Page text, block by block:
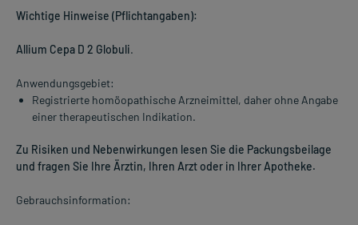
Wichtige Hinweise (Pflichtangaben):
Allium Cepa D 2 Globuli.
Anwendungsgebiet:
Registrierte homöopathische Arzneimittel, daher ohne Angabe
einer therapeutischen Indikation.
Zu Risiken und Nebenwirkungen lesen Sie die Packungsbeilage
und fragen Sie Ihre Ärztin, Ihren Arzt oder in Ihrer Apotheke.
Gebrauchsinformation: